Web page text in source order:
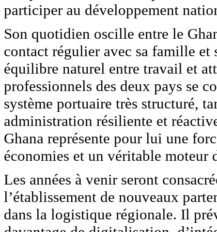
participer au développement
Son quotidien oscille entre le
contact régulier avec sa famille et
équilibre naturel entre travail et
professionnels des deux pays se
système portuaire très structuré,
administration résiliente et
Ghana représente pour lui une
économies et un véritable moteur
Les années à venir seront
l’établissement de nouveaux
dans la logistique régionale. Il